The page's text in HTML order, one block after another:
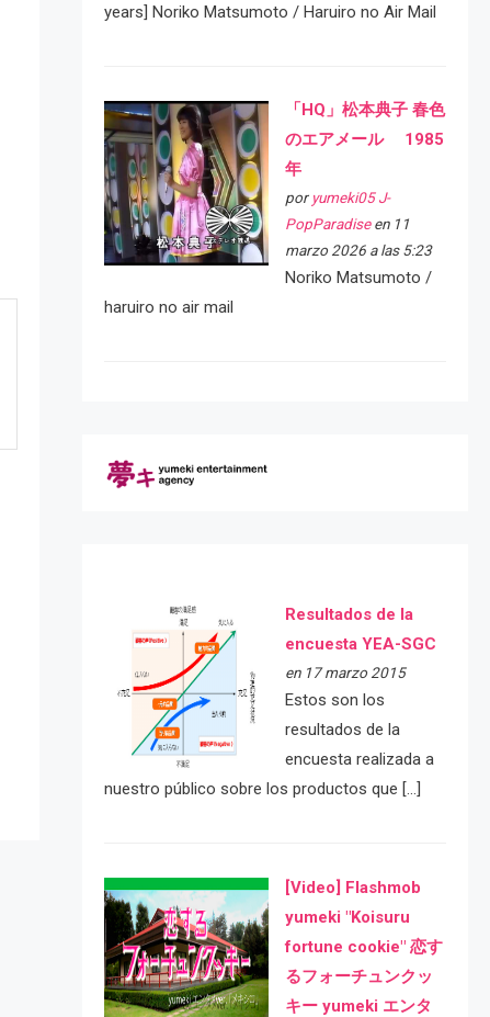
years] Noriko Matsumoto / Haruiro no Air Mail
「HQ」松本典子 春色
のエアメール 1985
年
por yumeki05 J-
PopParadiseen 11
marzo 2026 a las 5:23
Noriko Matsumoto /
haruiro no air mail
Resultados de la
encuesta YEA-SGC
en 17 marzo 2015
Estos son los
resultados de la
encuesta realizada a
nuestro público sobre los productos que […]
[Video] Flashmob
yumeki "Koisuru
fortune cookie" 恋す
るフォーチュンクッ
キー yumeki エンタ